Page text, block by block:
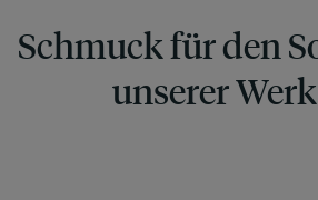
Schmuck für den
unserer